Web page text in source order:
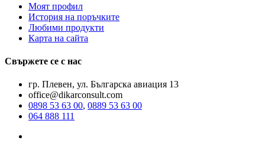
Моят профил
История на поръчките
Любими продукти
Карта на сайта
Свържете се с нас
гр. Плевен, ул. Българска авиация 13
office@dikarconsult.com
0898 53 63 00, 0889 53 63 00
064 888 111